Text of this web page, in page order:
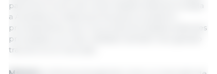
parte de la carne de cerdo estadounidense enviada
a Australia es materia prima para su posterior
procesamiento, pero los productos estadounidenses
procesados con valor añadido también han ganado
tracción en el mercado.